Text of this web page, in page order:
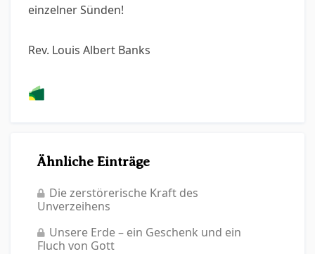
einzelner Sünden!
Rev. Louis Albert Banks
Ähnliche Einträge
Die zerstörerische Kraft des
Unverzeihens
Unsere Erde – ein Geschenk und ein
Fluch von Gott